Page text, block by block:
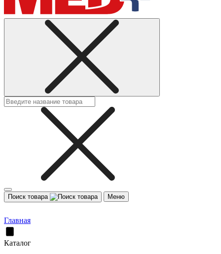
Поиск товара Меню
Главная
Каталог